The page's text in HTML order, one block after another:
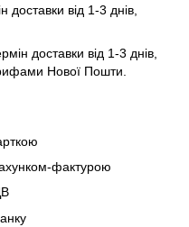
доставки від 1-3 днів,
доставки від 1-3 днів,
Нової Пошти.
фактурою